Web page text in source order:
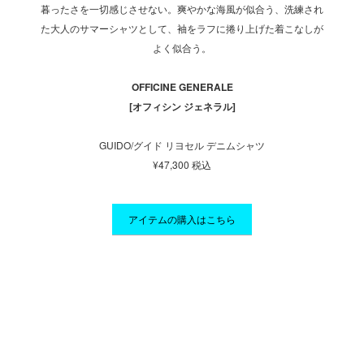
暮ったさを一切感じさせない。爽やかな海風が似合う、洗練され
た大人のサマーシャツとして、袖をラフに捲り上げた着こなしが
よく似合う。
OFFICINE GENERALE
[オフィシン ジェネラル]
GUIDO/グイド リヨセル デニムシャツ
¥47,300 税込
アイテムの購入はこちら